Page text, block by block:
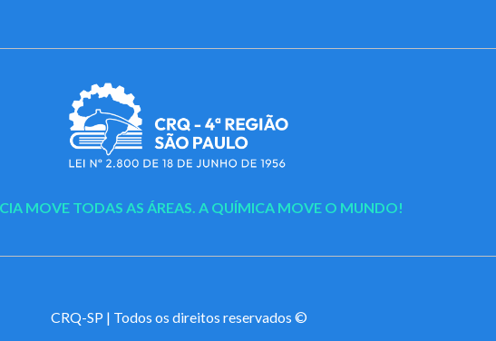
MOVE TODAS AS ÁREAS. A QUÍMICA MOVE O MUNDO!
CRQ-SP | Todos os direitos reservados ©